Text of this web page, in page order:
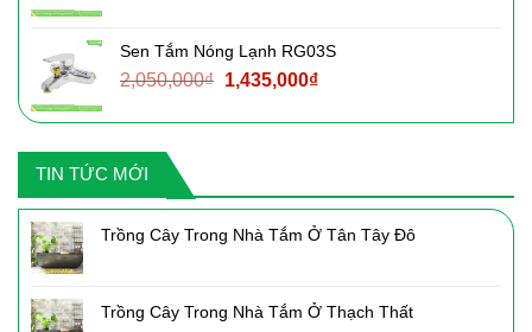
3,090,000₫.là:
2,160,000₫.
Sen Tắm Nóng Lạnh RG03S
2,050,000₫ Giá
là:
1,435,000₫Giá
tại
TIN TỨC MỚI
Trồng Cây Trong Nhà Tắm Ở Tân Tây Đô
Trồng Cây Trong Nhà Tắm Ở Thạch Thất